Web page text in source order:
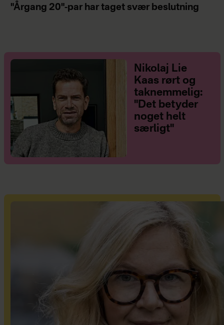
"Årgang 20"-par har taget svær beslutning
Nikolaj Lie
Kaas rørt og
taknemmelig:
"Det betyder
noget helt
særligt"